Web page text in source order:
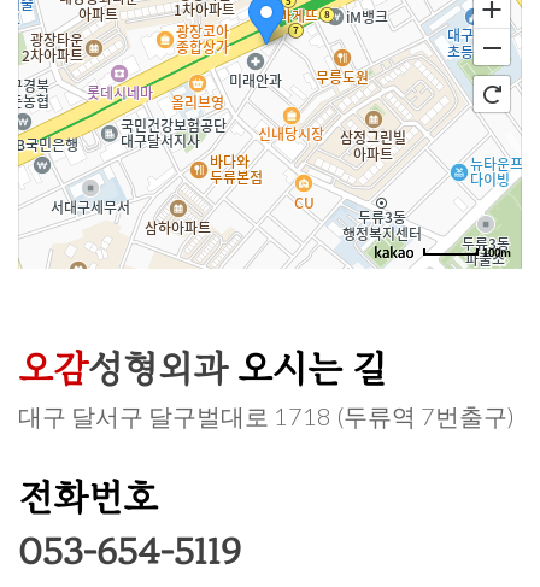
100m
오감성형외과 오시는 길
대구 달서구 달구벌대로 1718 (두류역 7번출구)
전화번호
053-654-5119